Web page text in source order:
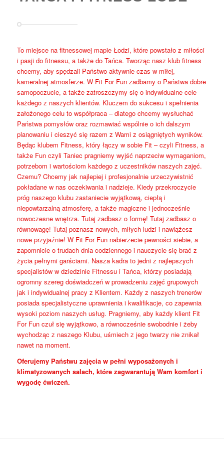
To miejsce na fitnessowej mapie Łodzi, które powstało z miłości
i pasji do fitnessu, a także do Tańca. Tworząc nasz klub fitness
chcemy, aby spędzali Państwo aktywnie czas w miłej,
kameralnej atmosferze. W Fit For Fun zadbamy o Państwa dobre
samopoczucie, a także zatroszczymy się o indywidualne cele
każdego z naszych klientów. Kluczem do sukcesu i spełnienia
założonego celu to współpraca – dlatego chcemy wysłuchać
Państwa pomysłów oraz rozmawiać wspólnie o ich dalszym
planowaniu i cieszyć się razem z Wami z osiągniętych wyników.
Będąc klubem Fitness, który łączy w sobie Fit – czyli Fitness, a
także Fun czyli Taniec pragniemy wyjść naprzeciw wymaganiom,
potrzebom i wartościom każdego z uczestników naszych zajęć.
Czemu? Chcemy jak najlepiej i profesjonalnie urzeczywistnić
pokładane w nas oczekiwania i nadzieje. Kiedy przekroczycie
próg naszego klubu zastaniecie wyjątkową, ciepłą i
niepowtarzalną atmosferę, a także magiczne i jednocześnie
nowoczesne wnętrza. Tutaj zadbasz o formę! Tutaj zadbasz o
równowagę! Tutaj poznasz nowych, miłych ludzi i nawiążesz
nowe przyjaźnie! W Fit For Fun nabierzecie pewności siebie, a
zapomnicie o trudach dnia codziennego i nauczycie się brać z
życia pełnymi garściami. Nasza kadra to jedni z najlepszych
specjalistów w dziedzinie Fitnessu i Tańca, którzy posiadają
ogromny szereg doświadczeń w prowadzeniu zajęć grupowych
jak i indywidualnej pracy z Klientem. Każdy z naszych trenerów
posiada specjalistyczne uprawnienia i kwalifikacje, co zapewnia
wysoki poziom naszych usług. Pragniemy, aby każdy klient Fit
For Fun czuł się wyjątkowo, a równocześnie swobodnie i żeby
wychodząc z naszego Klubu, uśmiech z jego twarzy nie znikał
nawet na moment.
Oferujemy Państwu zajęcia w pełni wyposażonych i
klimatyzowanych salach, które zagwarantują Wam komfort i
wygodę ćwiczeń.